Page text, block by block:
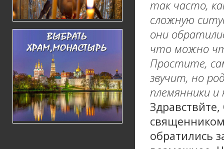
так часто,
сложную
они
что можно
Простите,
звучит, но
племянники
обратились